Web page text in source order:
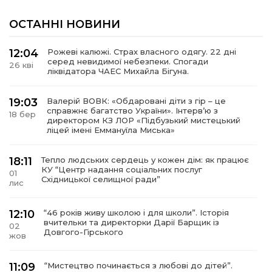
ОСТАННІ НОВИНИ
12:04
26 кві
Рожеві калюжі. Страх власного одягу. 22 дні
серед невидимої небезпеки. Спогади
ліквідатора ЧАЕС Михайла Бігуна.
19:03
18 бер
Валерій ВОВК: «Обдаровані діти з гір – це
справжнє багатство України». Інтервʼю з
директором КЗ ЛОР «Підбузький мистецький
ліцей імені Еммануїла Миська»
18:11
01
лис
Тепло людських сердець у кожен дім: як працює
КУ “Центр надання соціальних послуг
Східницької селищної ради”
12:10
02
жов
“46 років живу школою і для школи”. Історія
вчительки та директорки Дарії Барщик із
Довгого-Гірського
11:09
“Мистецтво починається з любові до дітей”.